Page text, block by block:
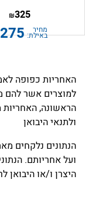
325
₪
מחיר
באילת: 275
האחריות כפופה
למוצרים אשר להם
הראשונה, האחריות
ולתנאי היבואן
הנתונים נלקחים
ועל אחריותם.
היצרן ו/או היבואן